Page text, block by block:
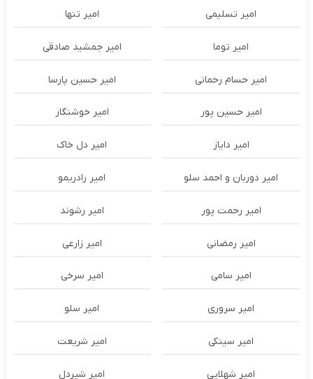
امیر تسلیمی امیر تنها
امیر توما امیر جمشید صادقی
امیر حسام رحمانی امیر حسین پارسا
امیر حسین پور امیر خوشنگار
امیر دایاز امیر دل خاک
امیر دوربان و احمد سلو امیر رادریمو
امیر رحمت پور امیر رشوند
امیر رمضانی امیر زارعی
امیر سامی امیر سرخی
امیر سروری امیر سلو
امیر سینکی امیر شریعت
امیر شهلایی امیر شیردل